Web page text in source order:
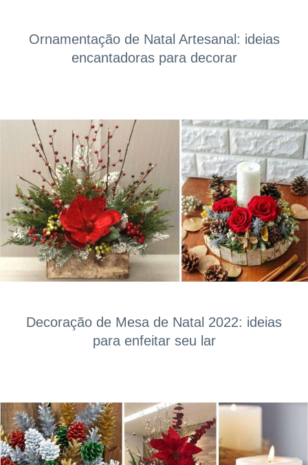
Ornamentação de Natal Artesanal: ideias
encantadoras para decorar
Decoração de Mesa de Natal 2022: ideias
para enfeitar seu lar